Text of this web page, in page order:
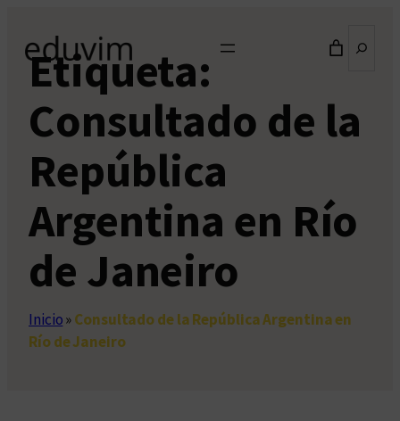
contenido
Etiqueta:
Consultado de la
República
Argentina en Río
de Janeiro
Inicio»Consultado de la República Argentina en
Río de Janeiro